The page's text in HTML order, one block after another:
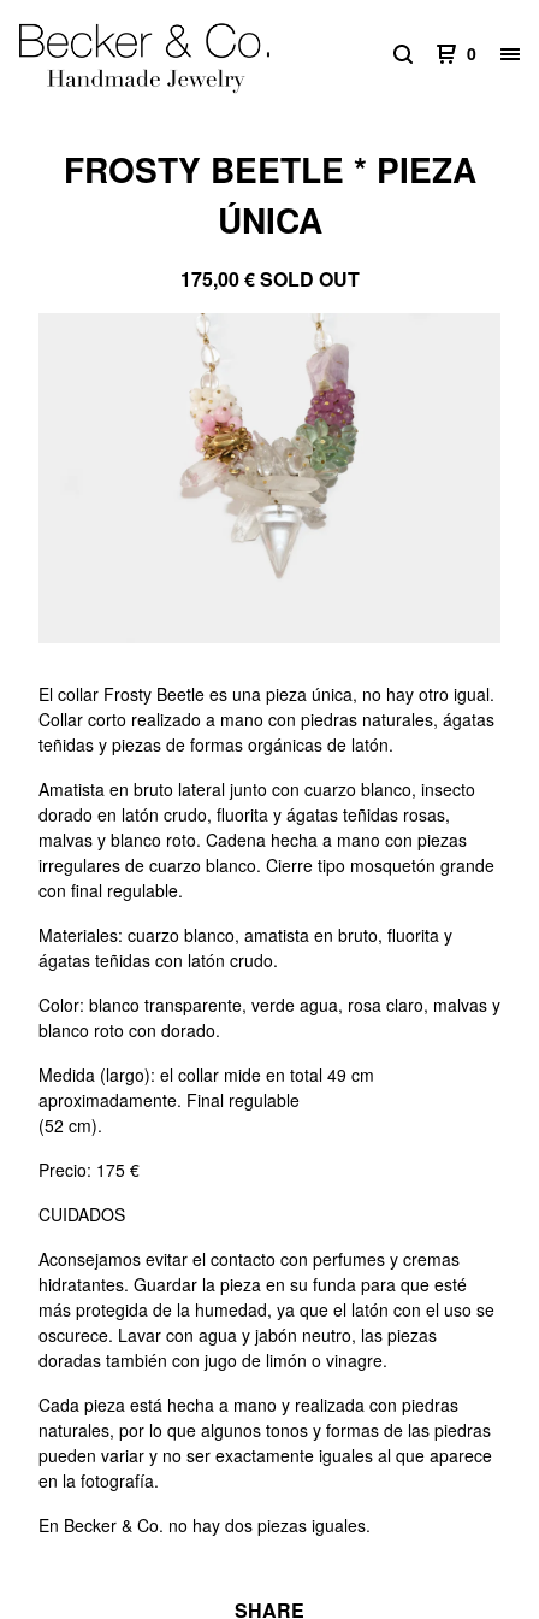
0
FROSTY BEETLE * PIEZA
ÚNICA
175,00€SOLD OUT
El collar Frosty Beetle es una pieza única, no hay otro igual.
Collar corto realizado a mano con piedras naturales, ágatas
teñidas y piezas de formas orgánicas de latón.
Amatista en bruto lateral junto con cuarzo blanco, insecto
dorado en latón crudo, fluorita y ágatas teñidas rosas,
malvas y blanco roto. Cadena hecha a mano con piezas
irregulares de cuarzo blanco. Cierre tipo mosquetón grande
con final regulable.
Materiales: cuarzo blanco, amatista en bruto, fluorita y
ágatas teñidas con latón crudo.
Color: blanco transparente, verde agua, rosa claro, malvas y
blanco roto con dorado.
Medida (largo): el collar mide en total 49 cm
aproximadamente. Final regulable
(52 cm).
Precio: 175 €
CUIDADOS
Aconsejamos evitar el contacto con perfumes y cremas
hidratantes. Guardar la pieza en su funda para que esté
más protegida de la humedad, ya que el latón con el uso se
oscurece. Lavar con agua y jabón neutro, las piezas
doradas también con jugo de limón o vinagre.
Cada pieza está hecha a mano y realizada con piedras
naturales, por lo que algunos tonos y formas de las piedras
pueden variar y no ser exactamente iguales al que aparece
en la fotografía.
En Becker & Co. no hay dos piezas iguales.
SHARE